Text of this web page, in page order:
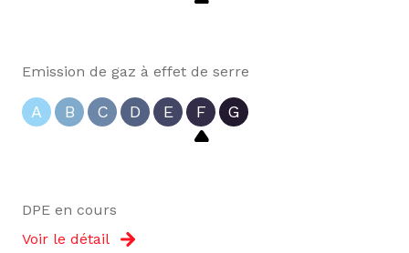
Emission de gaz à effet de serre
A B C D E F G
DPE en cours
Voir le détail